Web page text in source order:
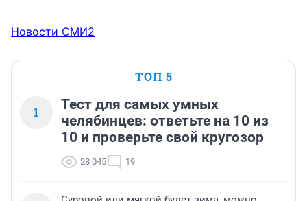
Новости СМИ2
ТОП 5
1
Тест для самых умных
челябинцев: ответьте на 10 из
10 и проверьте свой кругозор
28 045 19